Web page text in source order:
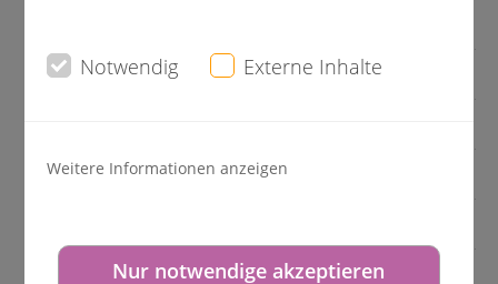
Notwendig Externe Inhalte
Weitere Informationen anzeigen
Nur notwendige akzeptieren
DO-City
DO-Kirchhörde
Hagener Str. 310
Notfall- Handy
Juristische Unterstützung
Zurück zum Leistungsüberblick